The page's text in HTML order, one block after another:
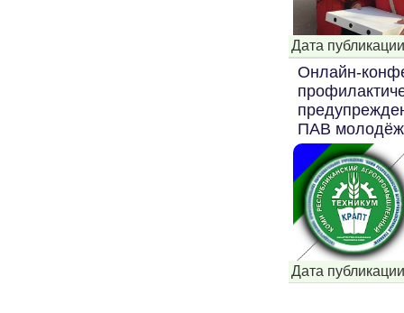
Дата
Онлайн-
ПАВ
Дата